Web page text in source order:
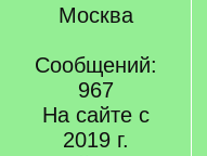
Москва
Сообщений:
967
На сайте с
2019 г.